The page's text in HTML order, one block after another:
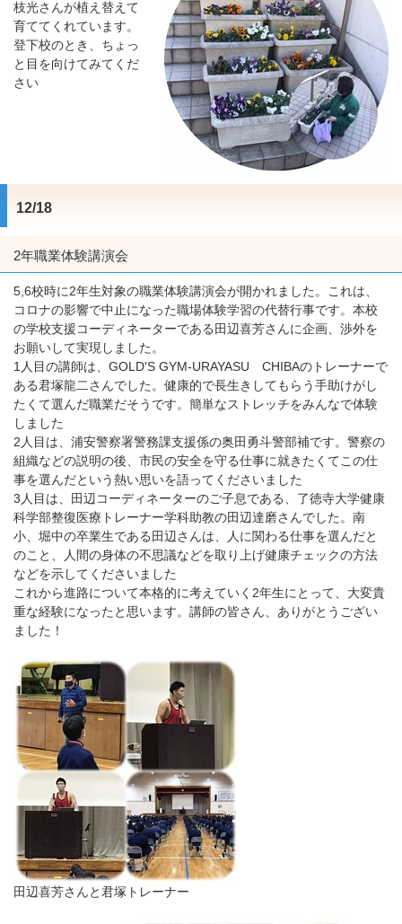
枝光さんが植え替えて
育ててくれています。
登下校のとき、ちょっ
と目を向けてみてくだ
さい
12/18
2年職業体験講演会
5,6校時に2年生対象の職業体験講演会が開かれました。これは、
コロナの影響で中止になった職場体験学習の代替行事です。本校
の学校支援コーディネーターである田辺喜芳さんに企画、渉外を
お願いして実現しました。
1人目の講師は、GOLD'S GYM-URAYASU CHIBAのトレーナーで
ある君塚龍二さんでした。健康的で長生きしてもらう手助けがし
たくて選んだ職業だそうです。簡単なストレッチをみんなで体験
しました
2人目は、浦安警察署警務課支援係の奥田勇斗警部補です。警察の
組織などの説明の後、市民の安全を守る仕事に就きたくてこの仕
事を選んだという熱い思いを語ってくださいました
3人目は、田辺コーディネーターのご子息である、了徳寺大学健康
科学部整復医療トレーナー学科助教の田辺達磨さんでした。南
小、堀中の卒業生である田辺さんは、人に関わる仕事を選んだと
のこと、人間の身体の不思議などを取り上げ健康チェックの方法
などを示してくださいました
これから進路について本格的に考えていく2年生にとって、大変貴
重な経験になったと思います。講師の皆さん、ありがとうござい
ました！
田辺喜芳さんと君塚トレーナー